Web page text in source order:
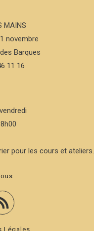
MAINS
novembre
Barques
11 16
pour les cours et ateliers.
Légales